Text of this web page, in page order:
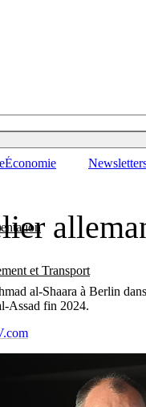
et Transport
Économie
al-Shaara à Berlin
Assad fin 2024.